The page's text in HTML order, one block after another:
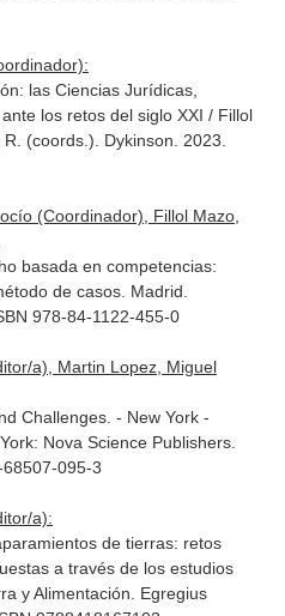
las Ciencias Jurídicas,
los retos del siglo XXI / Fillol
(coords.). Dykinson. 2023.
(Coordinador), Fillol Mazo,
basada en competencias:
de casos. Madrid.
978-84-1122-455-0
a), Martin Lopez, Miguel
Challenges. - New York -
Nova Science Publishers.
095-3
a):
de tierras: retos
a través de los estudios
y Alimentación. Egregius